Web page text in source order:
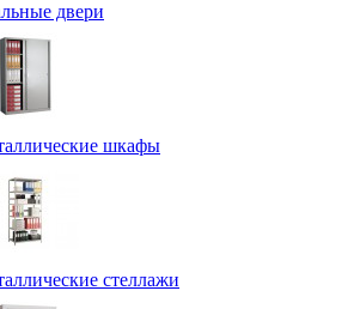
двери
шкафы
стеллажи